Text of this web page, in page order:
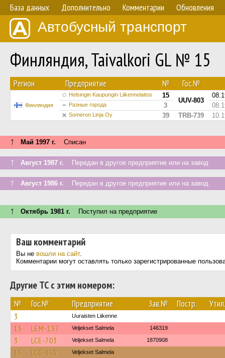
База данных Дополнительно Комментарии Обновления
Автобусный транспорт
Финляндия, Taivalkori GL № 15
Регион Предприятие № Гос.№
Финляндия
Helsingin Kaupungin Liikennelaitos 15
UUV-803
Разные города 3
Someron Linja Oy 39 TRB-739
↑ Май 1997 г. Списан
↑ Август 1987 г. Передан в другое предприятие или на завод
↑ Август 1986 г. Передан в другое предприятие или на завод
↑ Октябрь 1981 г. Поступил на предприятие
Ваш комментарий
Вы не вошли на сайт.
Комментарии могут оставлять только зарегистрированные
Другие ТС с этим номером:
№ Гос.№ Предприятие Зав.№ Постр. Утил.
3 Uuraisten Liikenne
15 LEM-137 Veljekset Salmela 146319
3 LCE-703 Veljekset Salmela 1870908
15 LCC-450 Veljekset Salmela